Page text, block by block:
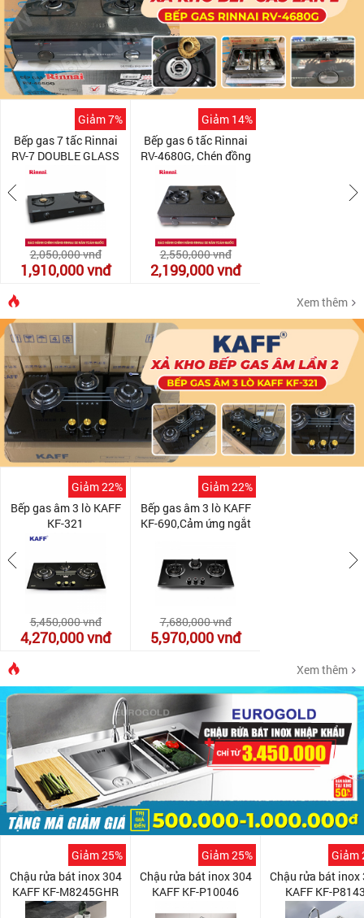
Giảm 7%
Bếp gas 7 tấc Rinnai
RV-7 DOUBLE GLASS
(B), Chén đồng có đầu
2,050,000vnđ
1,910,000vnđ
Giảm 14%
Bếp gas 6 tấc Rinnai
RV-4680G, Chén đồng
đánh lửa IC
2,550,000vnđ
2,199,000vnđ
Xem thêm
Giảm 22%
Bếp gas âm 3 lò KAFF
KF-321
5,450,000vnđ
4,270,000vnđ
Giảm 22%
Bếp gas âm 3 lò KAFF
KF-690,Cảm ứng ngắt
7,680,000vnđ
5,970,000vnđ
Xem thêm
Giảm 25%
Chậu rửa bát inox 304
KAFF KF-M8245GHR
Giảm 25%
Chậu rửa bát inox 304
KAFF KF-P10046
Giảm
Chậu rửa bát inox
KAFF KF-